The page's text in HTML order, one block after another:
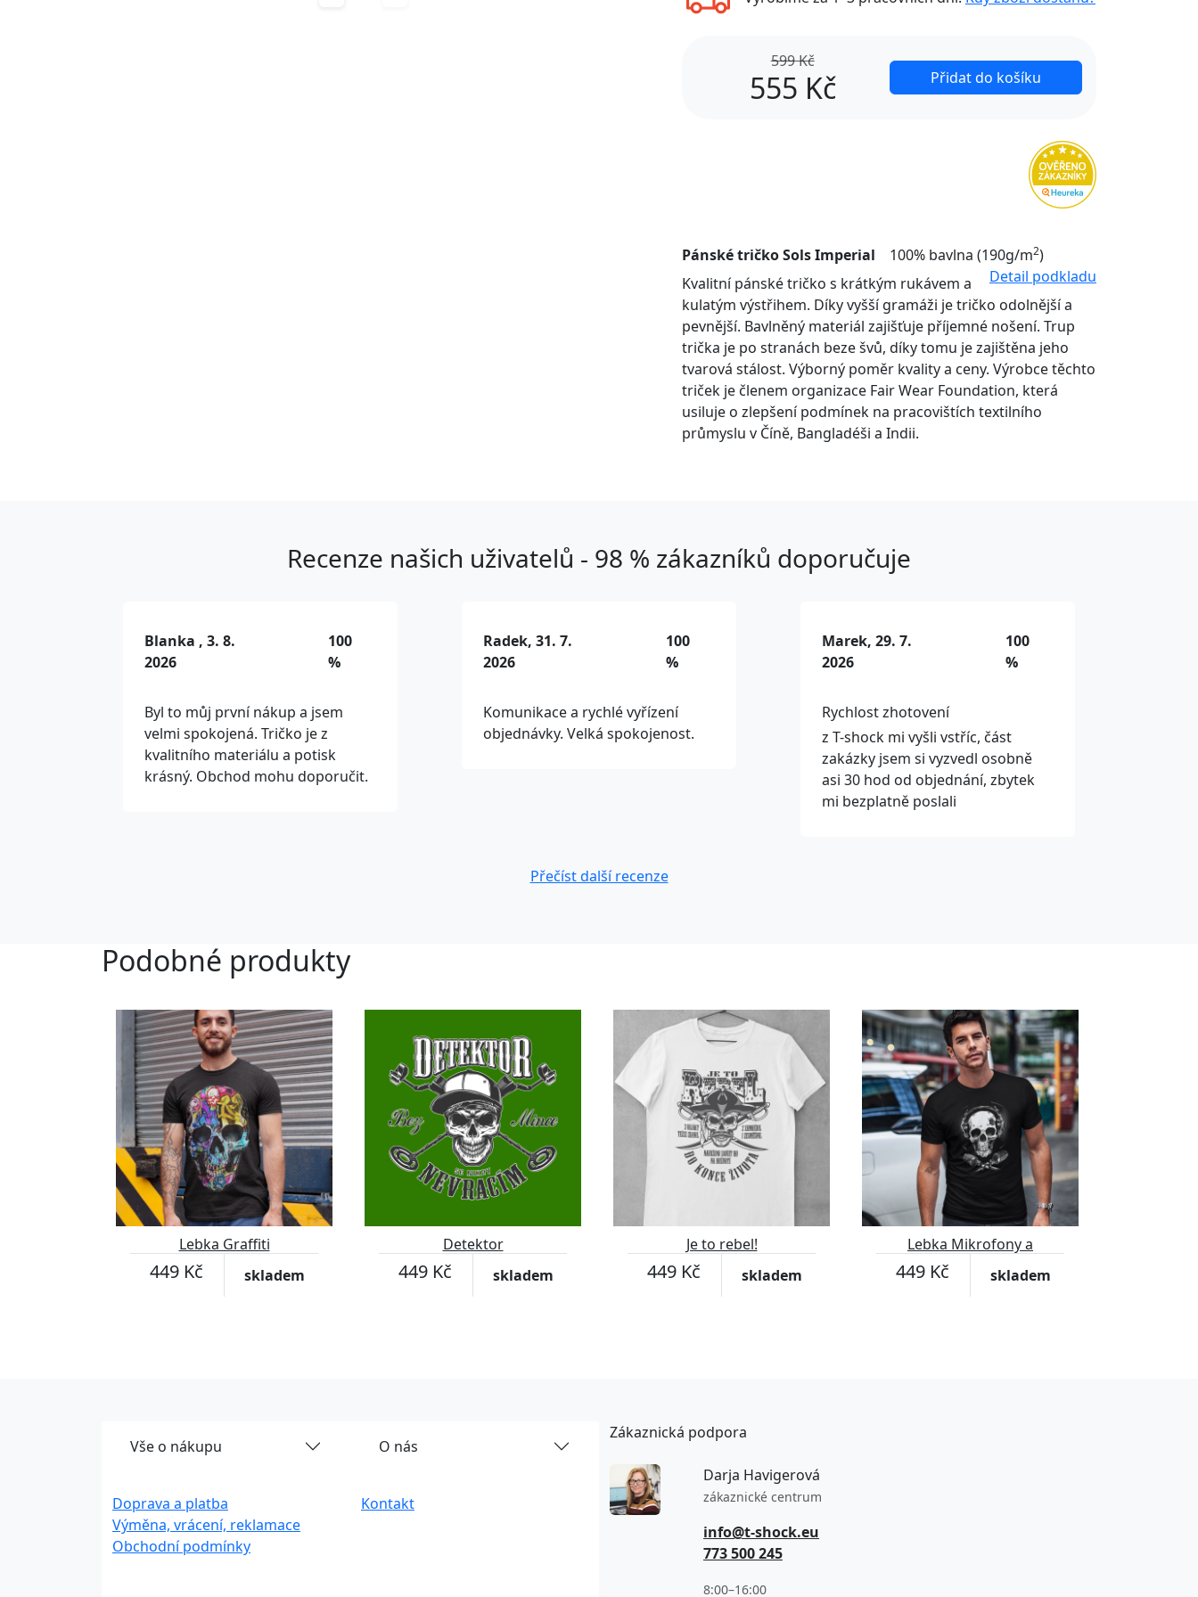
599 Kč
555 Kč Přidat do košíku
Pánské tričko Sols Imperial 100% bavlna (190g/m2)
Detail podkladu
Kvalitní pánské tričko s krátkým rukávem a
kulatým výstřihem. Díky vyšší gramáži je tričko odolnější a
pevnější. Bavlněný materiál zajišťuje příjemné nošení. Trup
trička je po stranách beze švů, díky tomu je zajištěna jeho
tvarová stálost. Výborný poměr kvality a ceny. Výrobce těchto
triček je členem organizace Fair Wear Foundation, která
usiluje o zlepšení podmínek na pracovištích textilního
průmyslu v Číně, Bangladéši a Indii.
Recenze našich uživatelů - 98 % zákazníků doporučuje
Blanka , 3. 8.
2026
100
%
Byl to můj první nákup a jsem
velmi spokojená. Tričko je z
kvalitního materiálu a potisk
krásný. Obchod mohu doporučit.
Radek, 31. 7.
2026
100
%
Komunikace a rychlé vyřízení
objednávky. Velká spokojenost.
Marek, 29. 7.
2026
100
%
Rychlost zhotovení
z T-shock mi vyšli vstříc, část
zakázky jsem si vyzvedl osobně
asi 30 hod od objednání, zbytek
mi bezplatně poslali
Přečíst další recenze
Podobné produkty
Lebka Graffiti
449 Kč skladem
Detektor
449 Kč skladem
Je to rebel!
449 Kč skladem
Lebka Mikrofony a
sluchátka
449 Kč skladem
Vše o nákupu
Doprava a platba
Výměna, vrácení, reklamace
Obchodní podmínky
O nás
Kontakt
Zákaznická podpora
Darja Havigerová
zákaznické centrum
info@t-shock.eu
773 500 245
8:00–16:00